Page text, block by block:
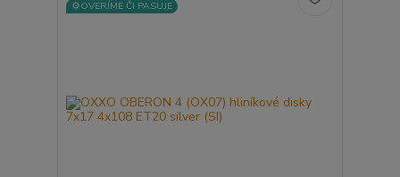
⚙️OVERÍME ČI PASUJE